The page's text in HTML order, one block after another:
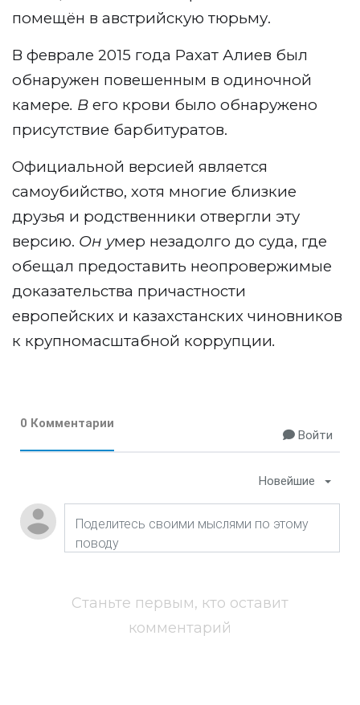
помещён в австрийскую тюрьму.
В феврале 2015 года Рахат Алиев был
обнаружен повешенным в одиночной
камере. В его крови было обнаружено
присутствие барбитуратов.
Официальной версией является
самоубийство, хотя многие близкие
друзья и родственники отвергли эту
версию. Он умер незадолго до суда, где
обещал предоставить неопровержимые
доказательства причастности
европейских и казахстанских чиновников
к крупномасштабной коррупции.
0 Комментарии
Войти
Новейшие
Станьте первым, кто оставит
комментарий